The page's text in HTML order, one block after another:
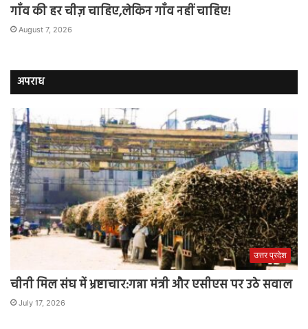
गाँव की हर चीज़ चाहिए,लेकिन गाँव नहीं चाहिए!
August 7, 2026
अपराध
उत्तर प्रदेश
चीनी मिल संघ में भ्रष्टाचार:गन्ना मंत्री और एसीएस पर उठे सवाल
July 17, 2026